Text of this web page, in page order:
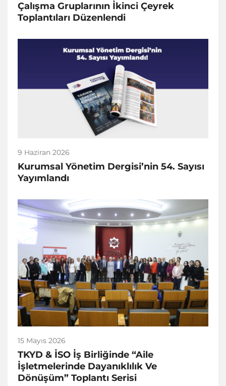
Çalışma Gruplarının İkinci Çeyrek
Toplantıları Düzenlendi
9 Haziran 2026
Kurumsal Yönetim Dergisi’nin 54. Sayısı
Yayımlandı
15 Mayıs 2026
TKYD & İSO İş Birliğinde “Aile
İşletmelerinde Dayanıklılık Ve
Dönüşüm” Toplantı Serisi